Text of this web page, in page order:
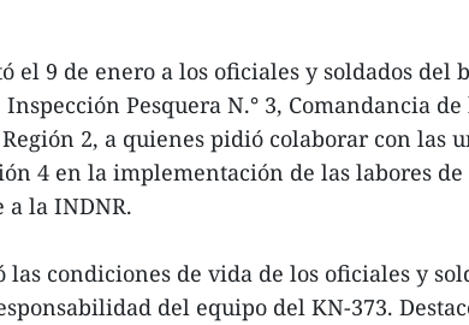
el 9 de enero a los oficiales y soldados del
Pesquera N.° 3, Comandancia de
2, a quienes pidió colaborar con las
4 en la implementación de las labores de
a la INDNR.
las condiciones de vida de los oficiales y
del equipo del KN-373.